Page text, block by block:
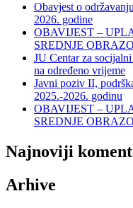
Obavjest o
2026. godine
OBAVIJEST –
SREDNJE
JU Centar za
na određeno vrijeme
Javni poziv II,
2025.-2026. godinu
OBAVIJEST –
SREDNJE
Najnoviji
Arhive